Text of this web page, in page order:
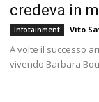
credeva in
Infotainment Vito
A volte il successo
vivendo Barbara